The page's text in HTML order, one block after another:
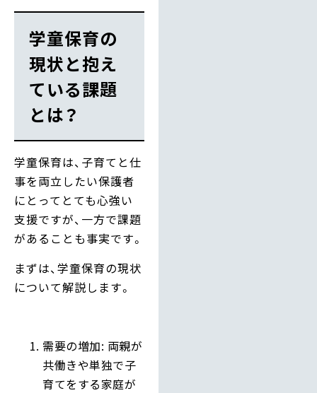
学童保育の
現状と抱え
ている課題
とは？
学童保育は、子育てと仕
事を両立したい保護者
にとってとても心強い
支援ですが、一方で課題
があることも事実です。
まずは、学童保育の現状
について解説します。
需要の増加: 両親が
共働きや単独で子
育てをする家庭が